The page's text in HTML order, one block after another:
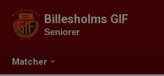
Matcher
Billesholms GIF
Seniorer